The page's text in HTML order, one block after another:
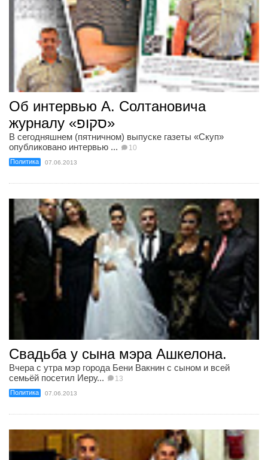
Об интервью А. Солтановича
журналу «סקופ»
В сегодняшнем (пятничном) выпуске газеты «Скуп»
опубликовано интервью ...
10
Политика 07.06.2013
Свадьба у сына мэра Ашкелона.
Вчера с утра мэр города Бени Вакнин с сыном и всей
семьёй посетил Иеру...
13
Политика 07.06.2013